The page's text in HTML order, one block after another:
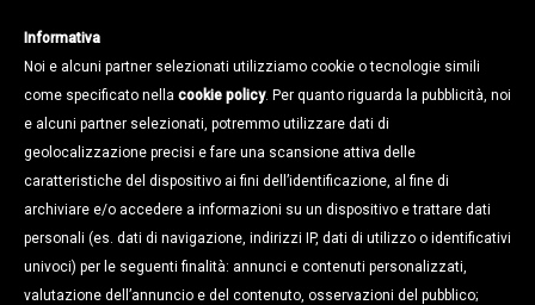
Cronaca Confapi /
CONFAPI PADOVA AI CANDIDATI:
PRIORITÀ SU VIABILITÀ E LAVORO
PER IL FUTURO DI ALBIGNASEGO:
«LA VARIANTE A EST DI VIA ROMA È
Informativa
Noi e alcuni partner selezionati utilizziamo cookie o tecnologie simili
come specificato nella cookie policy. Per quanto riguarda la pubblicità, noi
e alcuni partner selezionati, potremmo utilizzare dati di
geolocalizzazione precisi e fare una scansione attiva delle
caratteristiche del dispositivo ai fini dell’identificazione, al fine di
archiviare e/o accedere a informazioni su un dispositivo e trattare dati
personali (es. dati di navigazione, indirizzi IP, dati di utilizzo o identificativi
univoci) per le seguenti finalità: annunci e contenuti personalizzati,
valutazione dell’annuncio e del contenuto, osservazioni del pubblico;